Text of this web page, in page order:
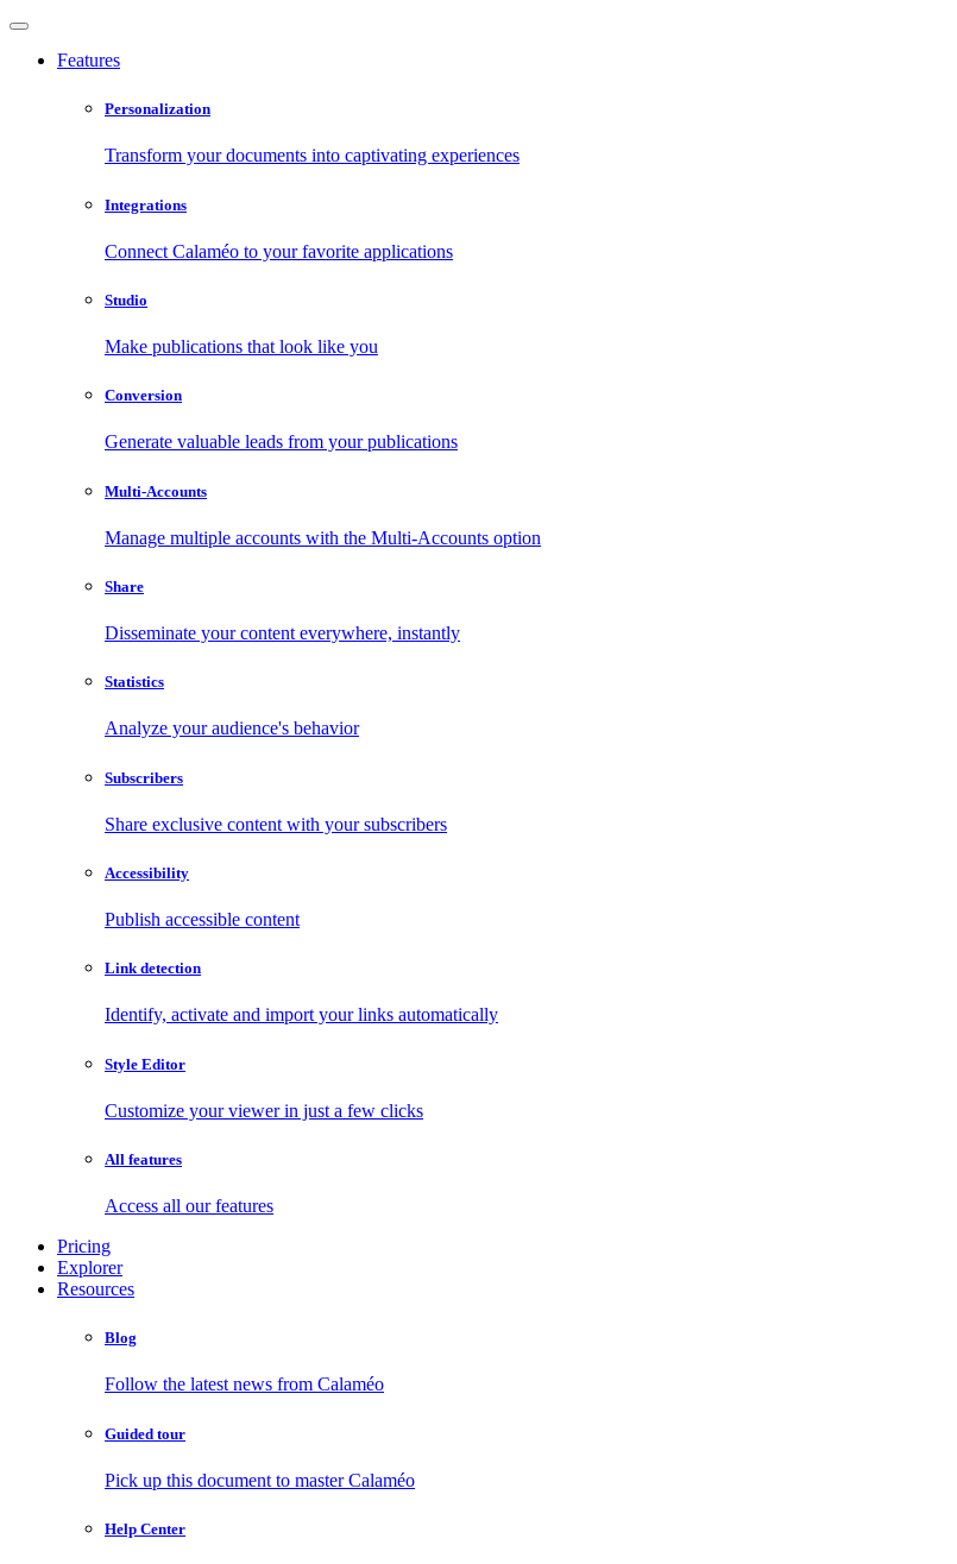
Features
Personalization
Transform your documents into captivating experiences
Integrations
Connect Calaméo to your favorite applications
Studio
Make publications that look like you
Conversion
Generate valuable leads from your publications
Multi-Accounts
Manage multiple accounts with the Multi-Accounts option
Share
Disseminate your content everywhere, instantly
Statistics
Analyze your audience's behavior
Subscribers
Share exclusive content with your subscribers
Accessibility
Publish accessible content
Link detection
Identify, activate and import your links automatically
Style Editor
Customize your viewer in just a few clicks
All features
Access all our features
Pricing
Explorer
Resources
Blog
Follow the latest news from Calaméo
Guided tour
Pick up this document to master Calaméo
Help Center